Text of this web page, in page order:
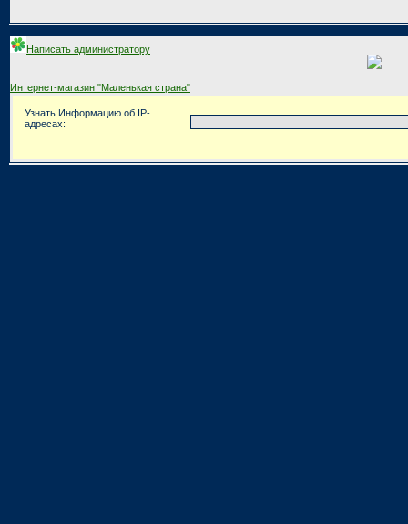
Написать администратору
Интернет-магазин "Маленькая страна"
Узнать Информацию об IP-
адресах: